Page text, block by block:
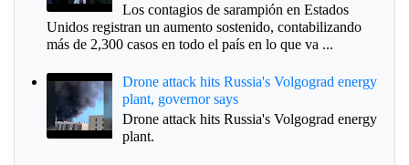
Los contagios de sarampión en Estados
Unidos registran un aumento sostenido, contabilizando
más de 2,300 casos en todo el país en lo que va ...
Drone attack hits Russia's Volgograd energy
plant, governor says
Drone attack hits Russia's Volgograd energy
plant.